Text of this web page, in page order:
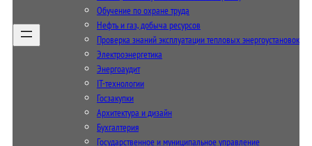
Обучение по охране труда
Нефть и газ, добыча ресурсов
Проверка знаний эксплуатации тепловых энергоустановок
Электроэнергетика
Энергоаудит
IT-технологии
Госзакупки
Архитектура и дизайн
Бухгалтерия
Государственное и муниципальное управление